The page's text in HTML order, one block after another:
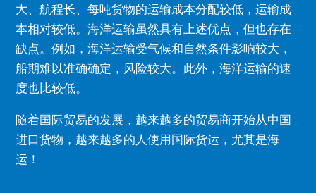
大、航程长、每吨货物的运输成本分配较低，运输成
本相对较低。海洋运输虽然具有上述优点，但也存在
缺点。例如，海洋运输受气候和自然条件影响较大，
船期难以准确确定，风险较大。 此外，海洋运输的速
度也比较低。
随着国际贸易的发展，越来越多的贸易商开始从中国
进口货物，越来越多的人使用国际货运，尤其是海
运！